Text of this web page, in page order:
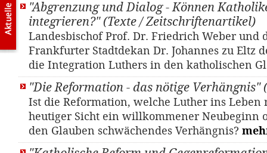
"Abgrenzung und Dialog - Können
integrieren?" (Texte / Zeitschriftenartikel)
Landesbischof Prof. Dr. Friedrich Weber und
Frankfurter Stadtdekan Dr. Johannes zu Eltz
die Integration Luthers in den katholischen
"Die Reformation - das nötige Verhängnis"
Ist die Reformation, welche Luther ins Leben
heutiger Sicht ein willkommener Neubeginn
den Glauben schwächendes Verhängnis?